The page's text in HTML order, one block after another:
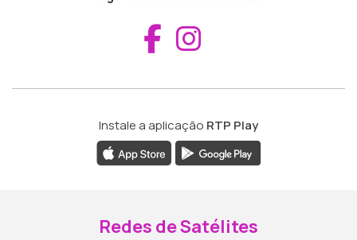
Aceder ao
Instale a aplicação RTP Play
Redes de Satélites